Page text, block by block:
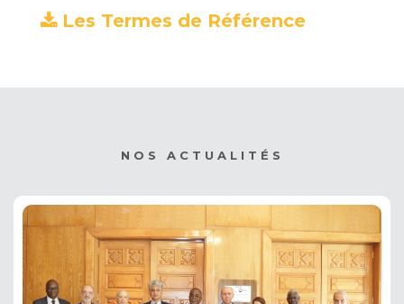
Les Termes de Référence
NOS ACTUALITÉS